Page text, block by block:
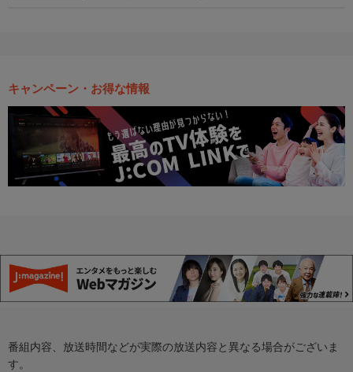
キャンペーン・お得な情報
番組内容、放送時間などが実際の放送内容と異なる場合がございま
す。